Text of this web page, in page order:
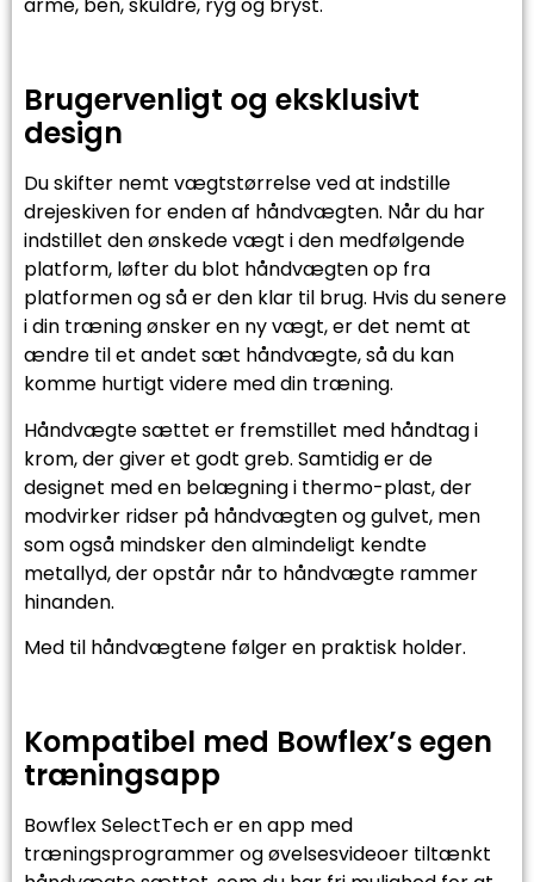
arme, ben, skuldre, ryg og bryst.
Brugervenligt og eksklusivt
design
Du skifter nemt vægtstørrelse ved at indstille
drejeskiven for enden af håndvægten. Når du har
indstillet den ønskede vægt i den medfølgende
platform, løfter du blot håndvægten op fra
platformen og så er den klar til brug. Hvis du senere
i din træning ønsker en ny vægt, er det nemt at
ændre til et andet sæt håndvægte, så du kan
komme hurtigt videre med din træning.
Håndvægte sættet er fremstillet med håndtag i
krom, der giver et godt greb. Samtidig er de
designet med en belægning i thermo-plast, der
modvirker ridser på håndvægten og gulvet, men
som også mindsker den almindeligt kendte
metallyd, der opstår når to håndvægte rammer
hinanden.
Med til håndvægtene følger en praktisk holder.
Kompatibel med Bowflex’s egen
træningsapp
Bowflex SelectTech er en app med
træningsprogrammer og øvelsesvideoer tiltænkt